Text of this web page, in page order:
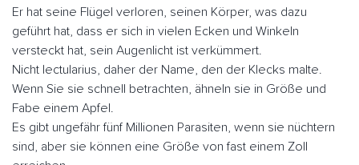
Er hat seine Flügel verloren, seinen Körper, was dazu
geführt hat, dass er sich in vielen Ecken und Winkeln
versteckt hat, sein Augenlicht ist verkümmert.
Nicht lectularius, daher der Name, den der Klecks malte.
Wenn Sie sie schnell betrachten, ähneln sie in Größe und
Fabe einem Apfel.
Es gibt ungefähr fünf Millionen Parasiten, wenn sie nüchtern
sind, aber sie können eine Größe von fast einem Zoll